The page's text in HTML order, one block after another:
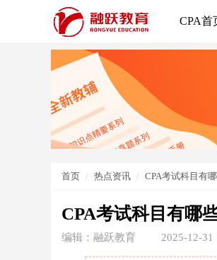
CPA首
首页 热点资讯 CPA考试科目有
CPA考试科目有哪
编辑：融跃教育 2025-12-31